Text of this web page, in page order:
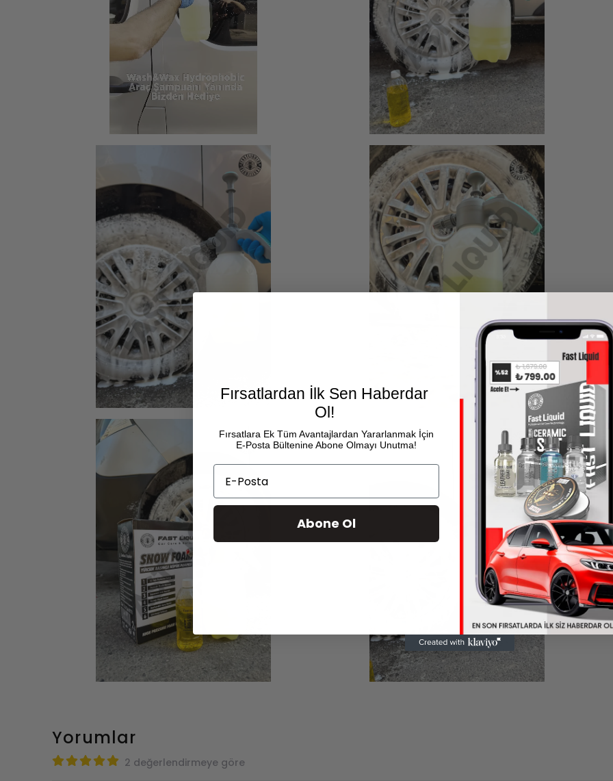
Yorumlar
2 değerlendirmeye göre
Fırsatlardan İlk Sen Haberdar
Ol!
Fırsatlara Ek Tüm Avantajlardan Yararlanmak İçin
E-Posta Bültenine Abone Olmayı Unutma!
Email
Abone Ol